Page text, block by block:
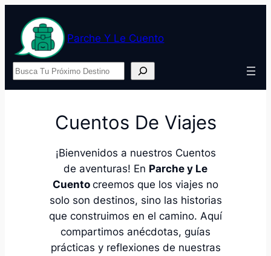
contenido
Parche Y Le Cuento
Buscar
Cuentos De Viajes
¡Bienvenidos a nuestros Cuentos
de aventuras! En Parche y Le
Cuento creemos que los viajes no
solo son destinos, sino las historias
que construimos en el camino. Aquí
compartimos anécdotas, guías
prácticas y reflexiones de nuestras